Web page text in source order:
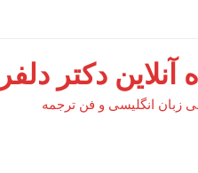
دکتر
زبان انگلیسی و فن ترجمه